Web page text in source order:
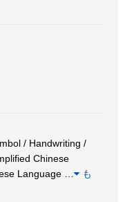
/ Handwriting /
Chinese
Language
も